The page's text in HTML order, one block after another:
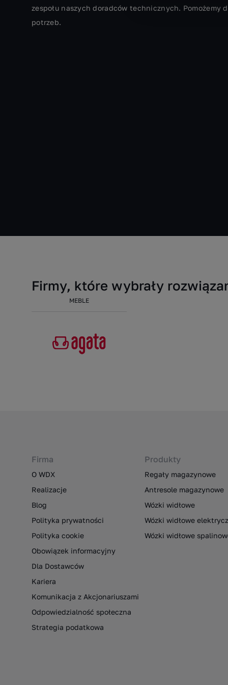
zespołu naszych doradców technicznych. Pomożemy
potrzeb.
Firmy, które wybrały
MEBLE
Firma
O WDX
Realizacje
Blog
Polityka prywatności
Polityka cookie
Obowiązek informacyjny
Dla Dostawców
Kariera
Komunikacja z Akcjonariuszami
Odpowiedzialność społeczna
Strategia podatkowa
Produkty
Regały magazynowe
Antresole magazynowe
Wózki widłowe
Wózki widłowe
Wózki widłowe